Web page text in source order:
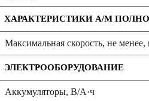
ХАРАКТЕРИСТИКИ А/М
Максимальная скорость, не менее,
ЭЛЕКТРООБОРУДОВАНИЕ
Аккумуляторы, В/А·ч